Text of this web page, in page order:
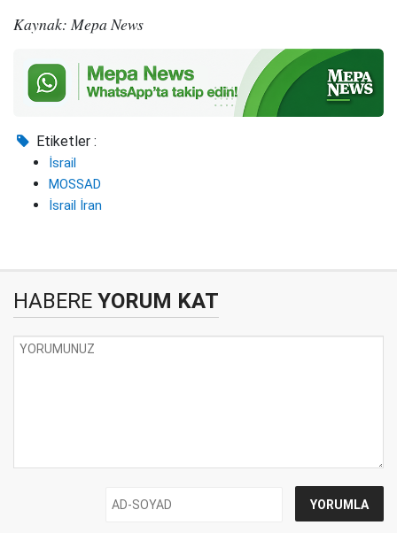
Kaynak: Mepa News
Etiketler :
İsrail
MOSSAD
İsrail İran
HABERE YORUM KAT